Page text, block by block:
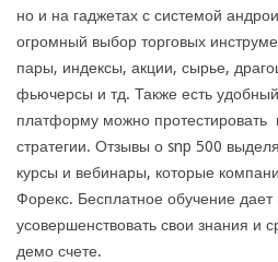
но и на гаджетах с системой
огромный выбор торговых
пары, индексы, акции, сырье,
фьючерсы и тд. Также есть
платформу можно протестировать
стратегии. Отзывы о snp 500
курсы и вебинары, которые
Форекс. Бесплатное обучение дает
усовершенствовать свои знания и
демо счете.